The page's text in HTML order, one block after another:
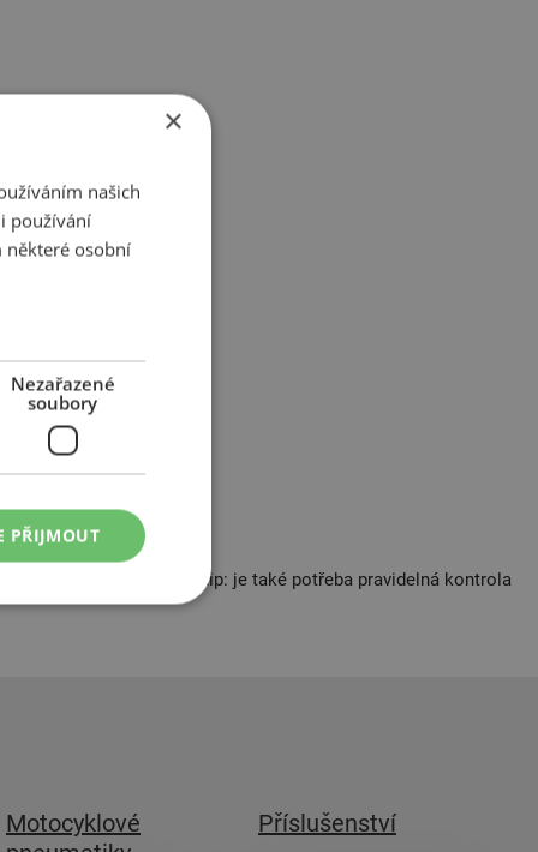
. Moto-tip: je také potřeba pravidelná kontrola
Motocyklové
Příslušenství
×
našich
používání
některé osobní
Nezařazené
soubory
PŘIJMOUT